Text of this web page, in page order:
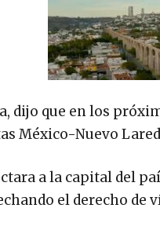
dijo que en los
México-Nuevo
a la capital del
el derecho de